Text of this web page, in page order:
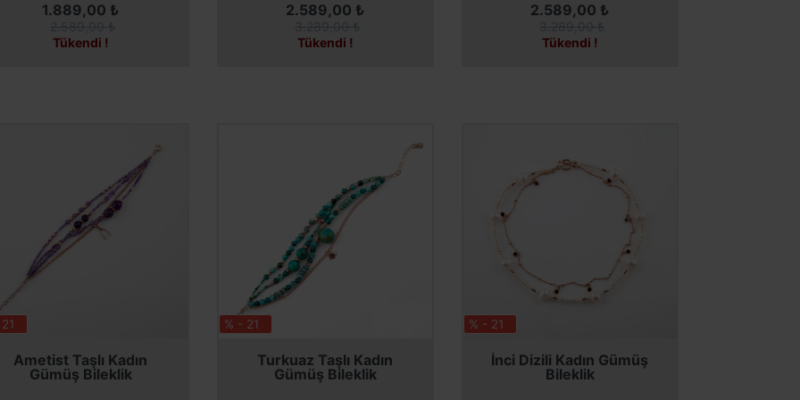
1.889,00 ₺
Tükendi !
2.589,00 ₺
Tükendi !
2.589,00 ₺
Tükendi !
Ametist Taşlı Kadın
Gümüş Bileklik
SEPETE EKLE
% - 21
Turkuaz Taşlı Kadın
Gümüş Bileklik
SEPETE EKLE
% - 21
İnci Dizili Kadın Gümüş
Bileklik
SEPETE EKLE